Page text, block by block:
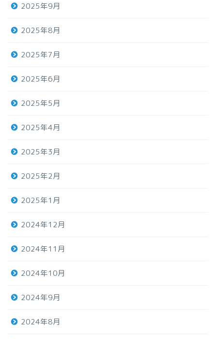
2025年9月
2025年8月
2025年7月
2025年6月
2025年5月
2025年4月
2025年3月
2025年2月
2025年1月
2024年12月
2024年11月
2024年10月
2024年9月
2024年8月